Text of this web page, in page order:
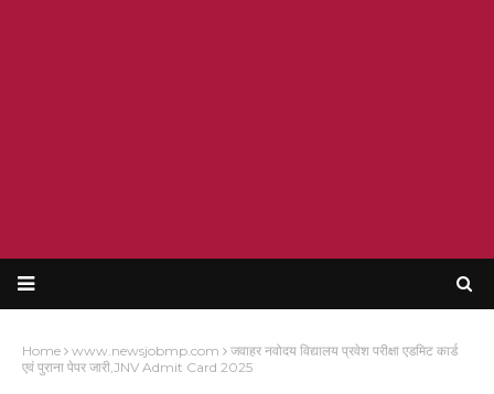
Home www.newsjobmp.com
जवाहर नवोदय विद्यालय प्रवेश परीक्षा एडमिट कार्ड
एवं पुराना पेपर जारी,JNV Admit Card 2025